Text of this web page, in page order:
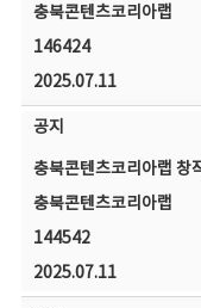
충북콘텐츠코리아랩
146424
2025.07.11
공지
충북콘텐츠코리아랩 창
충북콘텐츠코리아랩
144542
2025.07.11